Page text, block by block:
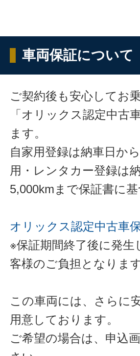
車両保証について
ご契約後も安心してお
「オリックス認定中古
ます。
自家用登録は納車日か
用・レンタカー登録は
5,000kmまで保証書に
オリックス認定中古車
※保証期間終了後に発
客様のご負担となります
この車両には、さらに
用意しております。
ご希望の場合は、申込